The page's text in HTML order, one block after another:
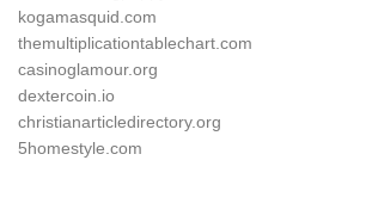
kogamasquid.com
themultiplicationtablechart.com
casinoglamour.org
dextercoin.io
christianarticledirectory.org
5homestyle.com